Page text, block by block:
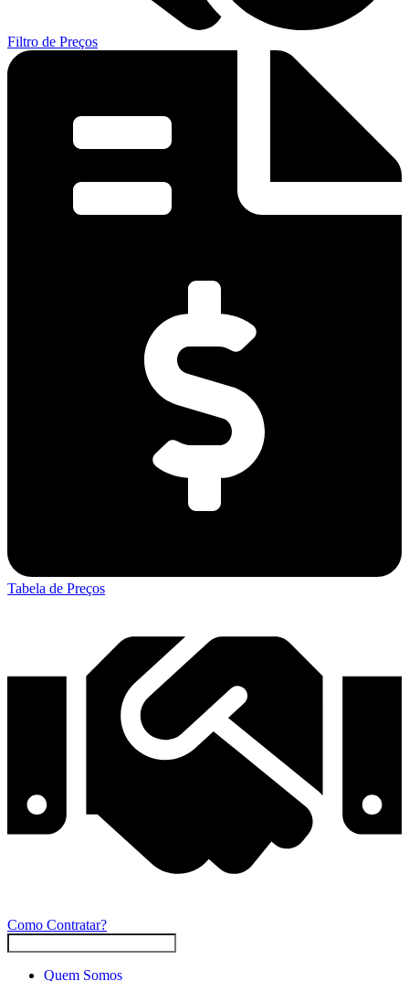
Filtro de Preços
Tabela de Preços
Como Contratar?
Quem Somos